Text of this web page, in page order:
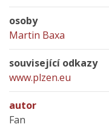
osoby
Martin Baxa
související odkazy
www.plzen.eu
autor
Fan